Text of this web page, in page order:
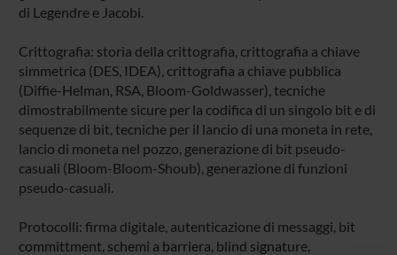
di Legendre e Jacobi.
Crittografia: storia della crittografia, crittografia a chiave
simmetrica (DES, IDEA), crittografia a chiave pubblica
(Diffie-Helman, RSA, Bloom-Goldwasser), tecniche
dimostrabilmente sicure per la codifica di un singolo bit e di
sequenze di bit, tecniche per il lancio di una moneta in rete,
lancio di moneta nel pozzo, generazione di bit pseudo-
casuali (Bloom-Bloom-Shoub), generazione di funzioni
pseudo-casuali.
Protocolli: firma digitale, autenticazione di messaggi, bit
committment, schemi a barriera, blind signature,